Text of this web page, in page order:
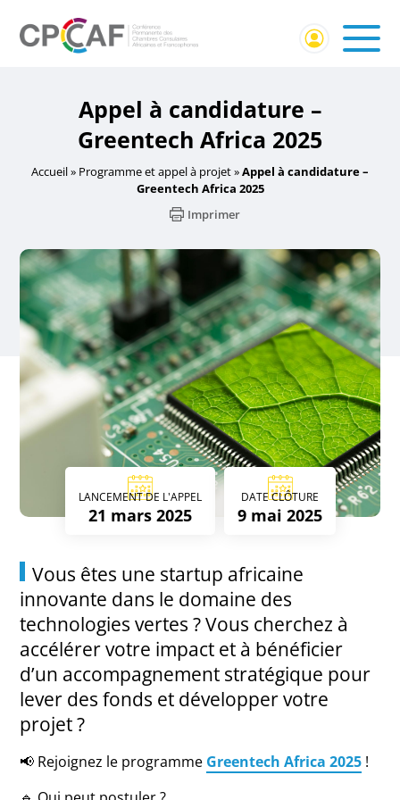
Appel à candidature –
Greentech Africa 2025
Accueil» Programme et appel à projet»Appel à candidature –
Greentech Africa 2025
Imprimer
LANCEMENT DE L'APPEL
21 mars 2025
DATE CLÔTURE
9 mai 2025
Vous êtes une startup africaine
innovante dans le domaine des
technologies vertes ? Vous cherchez à
accélérer votre impact et à bénéficier
d’un accompagnement stratégique pour
lever des fonds et développer votre
projet ?
📢 Rejoignez le programme Greentech Africa 2025 !